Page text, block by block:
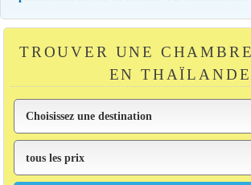
TROUVER UNE
EN THAÏLANDE